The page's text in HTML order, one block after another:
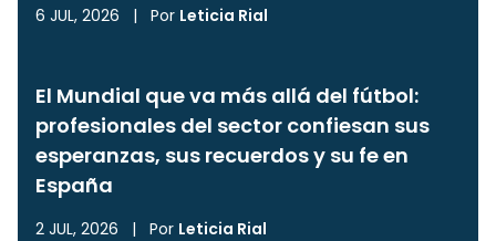
6 JUL, 2026 | Por Leticia Rial
El Mundial que va más allá del fútbol:
profesionales del sector confiesan sus
esperanzas, sus recuerdos y su fe en
España
2 JUL, 2026 | Por Leticia Rial